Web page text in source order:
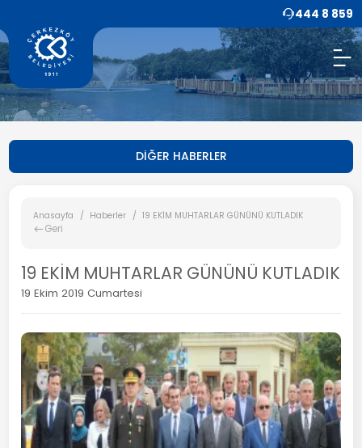
444 8 859
DİĞER HABERLER
Anasayfa Haberler 19 EKİM MUHTARLAR GÜNÜNÜ KUTLADIK
Geri
19 EKİM MUHTARLAR GÜNÜNÜ KUTLADIK
19 Ekim 2019 Cumartesi